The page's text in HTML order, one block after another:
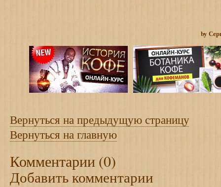
by
Вернуться на предыдущую страницу
Вернуться на главную
Комментарии (0)
Добавить комментарии